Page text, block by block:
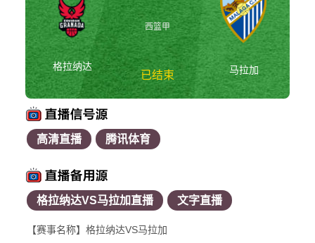
格拉纳达
18:30:00
西篮甲
已结束 马拉加
高清直播 腾讯体育
格拉纳达VS马拉加直播 文字直播
【赛事名称】格拉纳达VS马拉加